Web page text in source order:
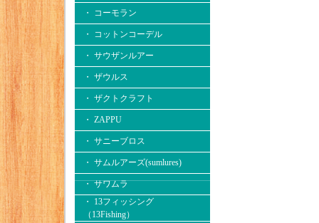
・ コーモラン
・ コットンコーデル
・ サウザンルアー
・ ザウルス
・ ザクトクラフト
・ ZAPPU
・ サニーブロス
・ サムルアーズ(sumlures)
・ サワムラ
・ 13フィッシング
（13Fishing）